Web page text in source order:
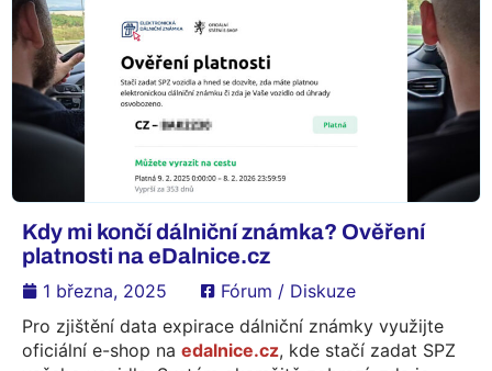
Kdy mi končí dálniční známka? Ověření
platnosti na eDalnice.cz
1 března, 2025
Fórum / Diskuze
Pro zjištění data expirace dálniční známky využijte
oficiální e-shop na edalnice.cz, kde stačí zadat SPZ